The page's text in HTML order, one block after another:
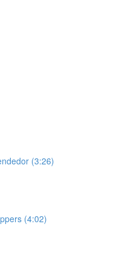
(3:26)
(4:02)